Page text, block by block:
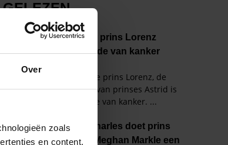
Over
zoals
en content,